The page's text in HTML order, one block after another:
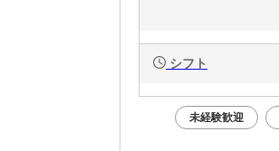
シフト
未経験歓迎